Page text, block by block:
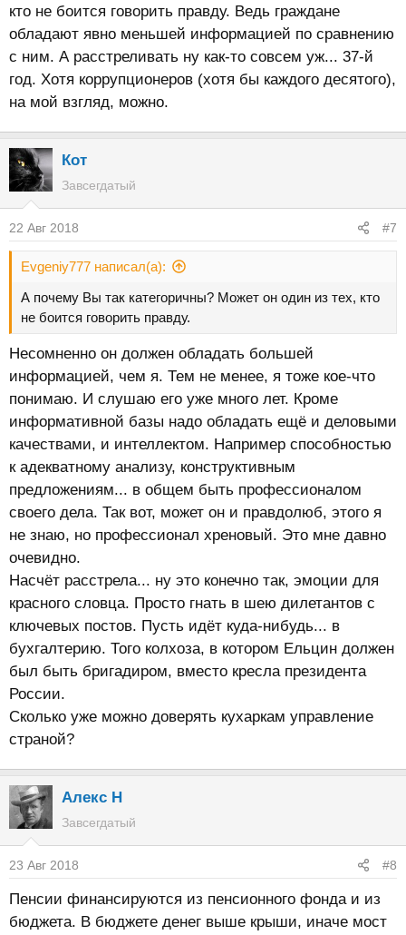
кто не боится говорить правду. Ведь граждане
обладают явно меньшей информацией по сравнению
с ним. А расстреливать ну как-то совсем уж... 37-й
год. Хотя коррупционеров (хотя бы каждого десятого),
на мой взгляд, можно.
Кот
Завсегдатый
22 Авг 2018 #7
Evgeniy777 написал(а):
А почему Вы так категоричны? Может он один из тех, кто
не боится говорить правду.
Несомненно он должен обладать большей
информацией, чем я. Тем не менее, я тоже кое-что
понимаю. И слушаю его уже много лет. Кроме
информативной базы надо обладать ещё и деловыми
качествами, и интеллектом. Например способностью
к адекватному анализу, конструктивным
предложениям... в общем быть профессионалом
своего дела. Так вот, может он и правдолюб, этого я
не знаю, но профессионал хреновый. Это мне давно
очевидно.
Насчёт расстрела... ну это конечно так, эмоции для
красного словца. Просто гнать в шею дилетантов с
ключевых постов. Пусть идёт куда-нибудь... в
бухгалтерию. Того колхоза, в котором Ельцин должен
был быть бригадиром, вместо кресла президента
России.
Сколько уже можно доверять кухаркам управление
страной?
Алекс Н
Завсегдатый
23 Авг 2018 #8
Пенсии финансируются из пенсионного фонда и из
бюджета. В бюджете денег выше крыши, иначе мост